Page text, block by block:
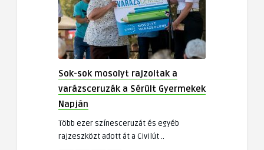
Sok-sok mosolyt rajzoltak a
varázsceruzák a Sérült Gyermekek
Napján
Több ezer színesceruzát és egyéb
rajzeszközt adott át a Civilút ..